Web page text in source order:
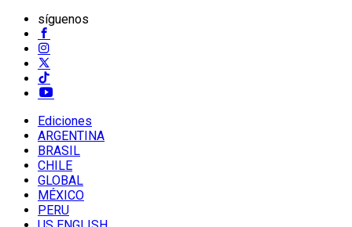
síguenos
Ediciones
ARGENTINA
BRASIL
CHILE
GLOBAL
MÉXICO
PERU